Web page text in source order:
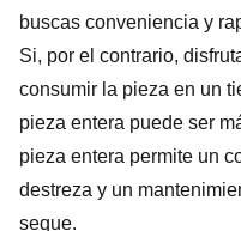
buscas conveniencia y
Si, por el contrario,
consumir la pieza en un
pieza entera puede ser
pieza entera permite un
destreza y un
seque.